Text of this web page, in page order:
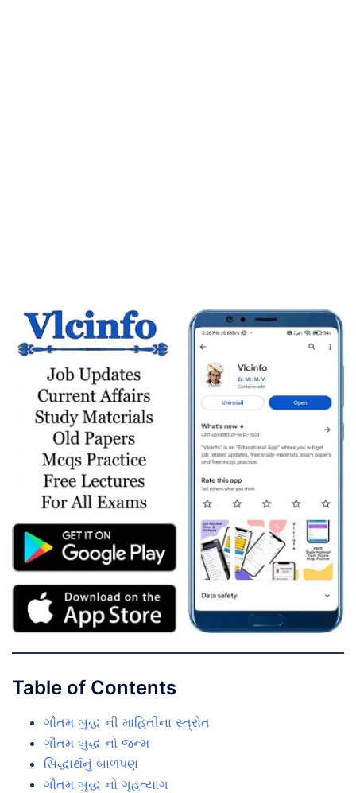
Table of Contents
ગૌતમ બુદ્ધ ની માહિતીના સ્ત્રોત
ગૌતમ બુદ્ધ નો જન્મ
સિદ્ધાર્થનું બાળપણ
ગૌતમ બુદ્ધ નો ગૃહત્યાગ